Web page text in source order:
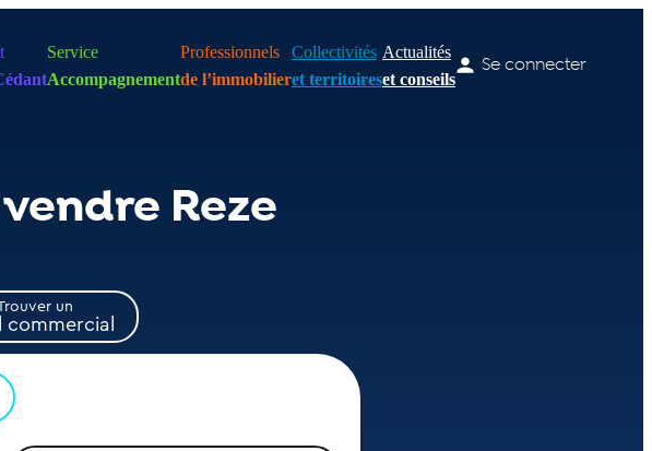
Service
Accompagnement
Professionnels
de l’immobilier
Collectivités
et territoires
Actualités
et conseils
Se connecter
Reze
un
commercial